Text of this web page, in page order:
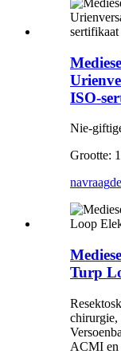
ISO-
Nie-
Grootte:
navraag
Turp
chirurgie,
ACMI en